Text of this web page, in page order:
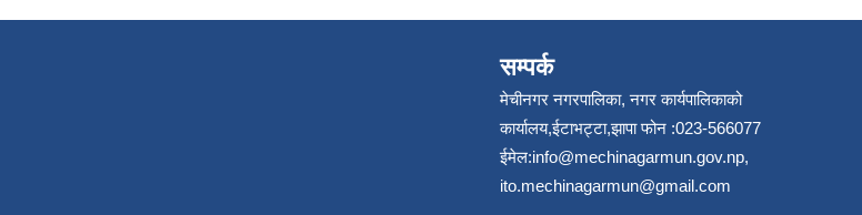
सम्पर्क
मेचीनगर नगरपालिका, नगर कार्यपालिकाको
कार्यालय,ईटाभट्टा,झापा फोन :023-566077
ईमेल:info@mechinagarmun.gov.np,
ito.mechinagarmun@gmail.com